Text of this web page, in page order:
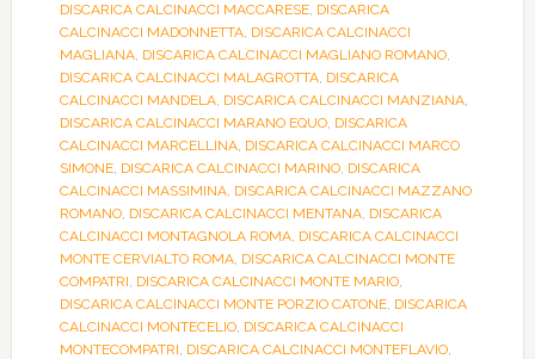
DISCARICA CALCINACCI MACCARESE, DISCARICA
CALCINACCI MADONNETTA, DISCARICA CALCINACCI
MAGLIANA, DISCARICA CALCINACCI MAGLIANO ROMANO,
DISCARICA CALCINACCI MALAGROTTA, DISCARICA
CALCINACCI MANDELA, DISCARICA CALCINACCI MANZIANA,
DISCARICA CALCINACCI MARANO EQUO, DISCARICA
CALCINACCI MARCELLINA, DISCARICA CALCINACCI MARCO
SIMONE, DISCARICA CALCINACCI MARINO, DISCARICA
CALCINACCI MASSIMINA, DISCARICA CALCINACCI MAZZANO
ROMANO, DISCARICA CALCINACCI MENTANA, DISCARICA
CALCINACCI MONTAGNOLA ROMA, DISCARICA CALCINACCI
MONTE CERVIALTO ROMA, DISCARICA CALCINACCI MONTE
COMPATRI, DISCARICA CALCINACCI MONTE MARIO,
DISCARICA CALCINACCI MONTE PORZIO CATONE, DISCARICA
CALCINACCI MONTECELIO, DISCARICA CALCINACCI
MONTECOMPATRI, DISCARICA CALCINACCI MONTEFLAVIO,